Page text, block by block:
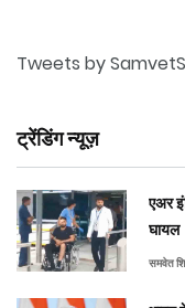
Tweets by
ट्रेंडिंग न्यूज़
एअर
घायल
समवेत